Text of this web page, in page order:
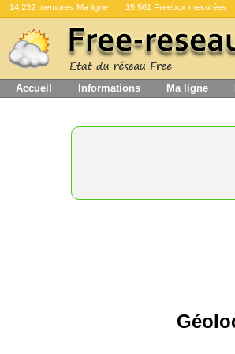
14 232 membres Ma ligne 15 561 Freebox mesurées
Accueil Informations Ma ligne